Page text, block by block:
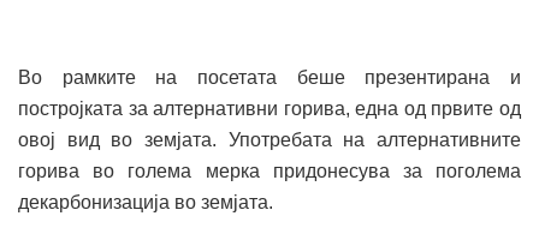
Во рамките на посетата беше презентирана и
постројката за алтернативни горива, една од првите од
овој вид во земјата. Употребата на алтернативните
горива во голема мерка придонесува за поголема
декарбонизација во земјата.